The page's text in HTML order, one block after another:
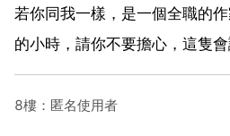
若你同我一樣，是一個全職的
的小時，請你不要擔心，這隻會
8樓：匿名使用者